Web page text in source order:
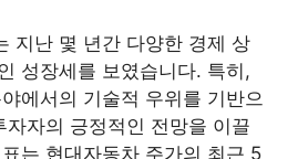
지난 몇 년간 다양한 경제 상
성장세를 보였습니다. 특히,
에서의 기술적 우위를 기반으
자의 긍정적인 전망을 이끌
는 현대자동차 주가의 최근 5